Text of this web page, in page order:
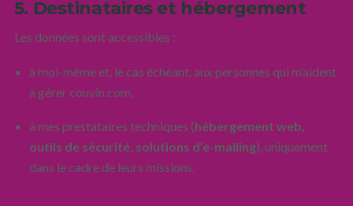
5. Destinataires et hébergement
Les données sont accessibles :
à moi-même et, le cas échéant, aux personnes qui m’aident
à gérer couvin.com,
à mes prestataires techniques (hébergement web,
outils de sécurité, solutions d’e-mailing), uniquement
dans le cadre de leurs missions.